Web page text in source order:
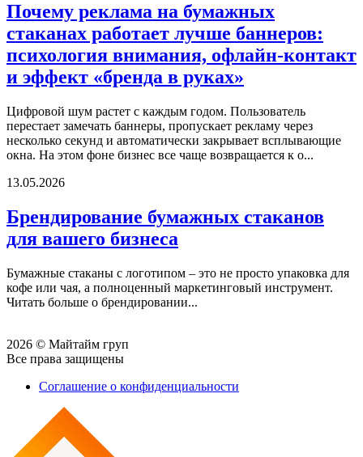
Почему реклама на бумажных
стаканах работает лучше баннеров:
психология внимания, офлайн-контакт
и эффект «бренда в руках»
Цифровой шум растет с каждым годом. Пользователь
перестает замечать баннеры, пропускает рекламу через
несколько секунд и автоматически закрывает всплывающие
окна. На этом фоне бизнес все чаще возвращается к о...
13.05.2026
Брендирование бумажных стаканов
для вашего бизнеса
Бумажные стаканы с логотипом – это не просто упаковка для
кофе или чая, а полноценный маркетинговый инструмент.
Читать больше о брендировании...
2026 © Майтайм груп
Все права защищены
Соглашение о конфиденциальности